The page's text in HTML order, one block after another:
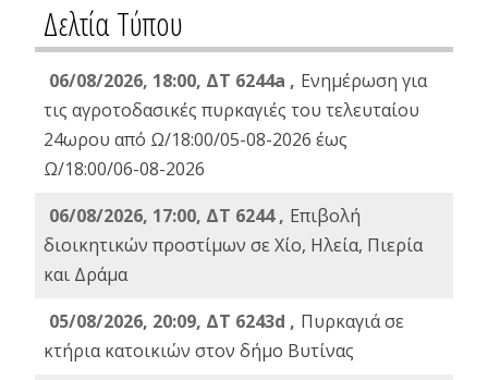
Δελτία Τύπου
06/08/2026, 18:00, ΔΤ 6244a , Ενημέρωση για
τις αγροτοδασικές πυρκαγιές του τελευταίου
24ωρου από Ω/18:00/05-08-2026 έως
Ω/18:00/06-08-2026
06/08/2026, 17:00, ΔΤ 6244 , Επιβολή
διοικητικών προστίμων σε Χίο, Ηλεία, Πιερία
και Δράμα
05/08/2026, 20:09, ΔΤ 6243d , Πυρκαγιά σε
κτήρια κατοικιών στον δήμο Βυτίνας